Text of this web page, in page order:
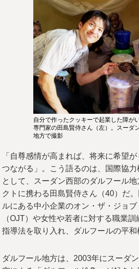
自分で作ったクッキーで起業した障が
専門家の田島賢侍さん（左）。スーダ
地方で撮影
「自尊感情が高まれば、将来に希望
つながる」。こう語るのは、国際協
として、スーダン西部のダルフール
クトに携わる田島賢侍さん（40）だ
ルにある中小企業のオン・ザ・ジョ
（OJT）や女性や若者に対する職業
指導法を取り入れ、ダルフールの平和
ダルフール地方は、2003年にスーダ